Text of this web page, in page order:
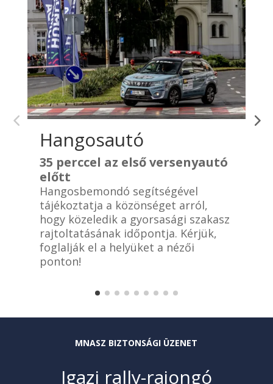
Hangosautó
35 perccel az első versenyautó
előtt
Hangosbemondó segítségével
tájékoztatja a közönséget arról,
hogy közeledik a gyorsasági szakasz
rajtoltatásának időpontja. Kérjük,
foglalják el a helyüket a nézői
ponton!
MNASZ BIZTONSÁGI ÜZENET
Igazi rally-rajongó